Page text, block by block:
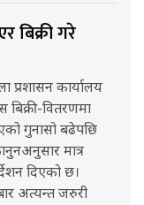
बिक्री गरे
प्रशासन कार्यालय
बिक्री-वितरणमा
गुनासो बढेपछि
मात्र
दिएको छ।
अत्यन्त जरुरी